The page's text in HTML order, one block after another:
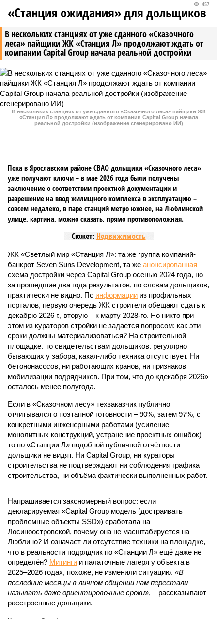
В нескольких станциях от уже сданного «Сказочного
леса» пайщики ЖК «Станция Л» продолжают ждать от
компании Capital Group начала реальной достройки
457
«Станция ожидания» для дольщиков
В нескольких станциях от уже сданного «Сказочного леса» пайщики ЖК
«Станция Л» продолжают ждать от компании Capital Group начала
реальной достройки (изображение сгенерировано ИИ)
Пока в Ярославском районе СВАО дольщики «Сказочного леса»
уже получают ключи – в мае 2026 года были получены
заключение о соответствии проектной документации и
разрешение на ввод жилищного комплекса в эксплуатацию –
совсем недалеко, в паре станций метро южнее, на Люблинской
улице, картина, можно сказать, прямо противоположная.
Сюжет: Недвижимость
ЖК «Светлый мир «Станция Л»: та же группа компаний-
банкрот Seven Suns Development, та же анонсированная
схема достройки через Capital Group осенью 2024 года, но
за прошедшие два года результатов, по словам дольщиков,
практически не видно. По информации из профильных
порталов, первую очередь ЖК строители обещают сдать к
декабрю 2026 г., вторую – к марту 2028-го. Но никто при
этом из кураторов стройки не задается вопросом: как эти
сроки должны материализоваться? На строительной
площадке, по свидетельствам дольщиков, регулярно
бывающих у забора, какая-либо техника отсутствует. Ни
бетононасосов, ни работающих кранов, ни признаков
мобилизации подрядчиков. При том, что до «декабря 2026»
осталось менее полугода.
Если в «Сказочном лесу» техзаказчик публично
отчитывался о поэтапной готовности – 90%, затем 97%, с
конкретными инженерными работами (усиление
монолитных конструкций, устранение проектных ошибок) –
то по «Станции Л» подобной публичной отчётности
дольщики не видят. Ни Capital Group, ни кураторы
строительства не подтверждают ни соблюдения графика
строительства, ни объёма фактически выполненных работ.
Напрашивается закономерный вопрос: если
декларируемая «Capital Group модель (достраивать
проблемные объекты SSD») сработала на
Лосиноостровской, почему она не масштабируется на
Люблино? И означает ли отсутствие техники на площадке,
что в реальности подрядчик по «Станции Л» ещё даже не
определён? Митинги и палаточные лагеря у объекта в
2025–2026 годах, похоже, не изменили ситуацию. «В
последние месяцы в личном общении нам перестали
называть даже ориентировочные сроки», – рассказывают
расстроенные дольщики.